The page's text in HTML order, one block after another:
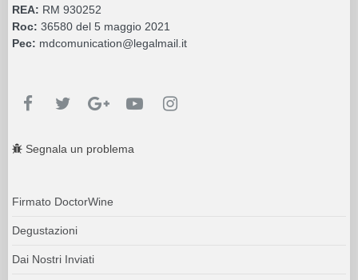
REA: RM 930252
Roc: 36580 del 5 maggio 2021
Pec: mdcomunication@legalmail.it
Segnala un problema
Firmato DoctorWine
Degustazioni
Dai Nostri Inviati